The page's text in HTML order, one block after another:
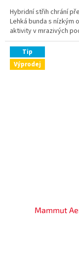
Hybridní střih chrání
Lehká bunda s nízkým
aktivity v mrazivých
Tip
Výprodej
Mammut